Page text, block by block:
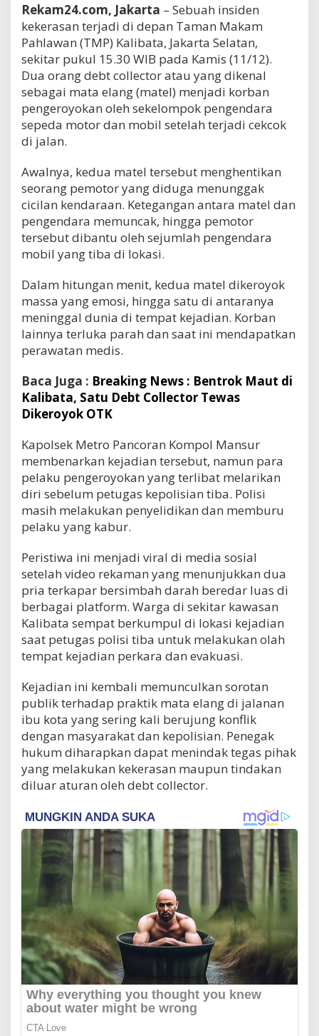
Rekam24.com, Jakarta – Sebuah insiden
kekerasan terjadi di depan Taman Makam
Pahlawan (TMP) Kalibata, Jakarta Selatan,
sekitar pukul 15.30 WIB pada Kamis (11/12).
Dua orang debt collector atau yang dikenal
sebagai mata elang (matel) menjadi korban
pengeroyokan oleh sekelompok pengendara
sepeda motor dan mobil setelah terjadi cekcok
di jalan.
Awalnya, kedua matel tersebut menghentikan
seorang pemotor yang diduga menunggak
cicilan kendaraan. Ketegangan antara matel dan
pengendara memuncak, hingga pemotor
tersebut dibantu oleh sejumlah pengendara
mobil yang tiba di lokasi.
Dalam hitungan menit, kedua matel dikeroyok
massa yang emosi, hingga satu di antaranya
meninggal dunia di tempat kejadian. Korban
lainnya terluka parah dan saat ini mendapatkan
perawatan medis.
Baca Juga : Breaking News : Bentrok Maut di
Kalibata, Satu Debt Collector Tewas
Dikeroyok OTK
Kapolsek Metro Pancoran Kompol Mansur
membenarkan kejadian tersebut, namun para
pelaku pengeroyokan yang terlibat melarikan
diri sebelum petugas kepolisian tiba. Polisi
masih melakukan penyelidikan dan memburu
pelaku yang kabur.
Peristiwa ini menjadi viral di media sosial
setelah video rekaman yang menunjukkan dua
pria terkapar bersimbah darah beredar luas di
berbagai platform. Warga di sekitar kawasan
Kalibata sempat berkumpul di lokasi kejadian
saat petugas polisi tiba untuk melakukan olah
tempat kejadian perkara dan evakuasi.
Kejadian ini kembali memunculkan sorotan
publik terhadap praktik mata elang di jalanan
ibu kota yang sering kali berujung konflik
dengan masyarakat dan kepolisian. Penegak
hukum diharapkan dapat menindak tegas pihak
yang melakukan kekerasan maupun tindakan
diluar aturan oleh debt collector.